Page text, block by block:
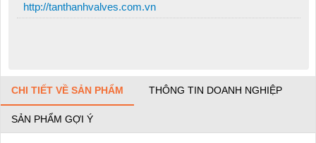
http://tanthanhvalves.com.vn
CHI TIẾT VỀ SẢN PHẨM THÔNG TIN DOANH NGHIỆP
SẢN PHẨM GỢI Ý